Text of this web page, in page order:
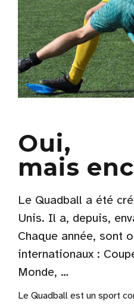
Oui,
mais
Le Quadball a été
Unis. Il a, depuis,
Chaque année, sont
internationaux :
Monde, …
Le Quadball est un sport